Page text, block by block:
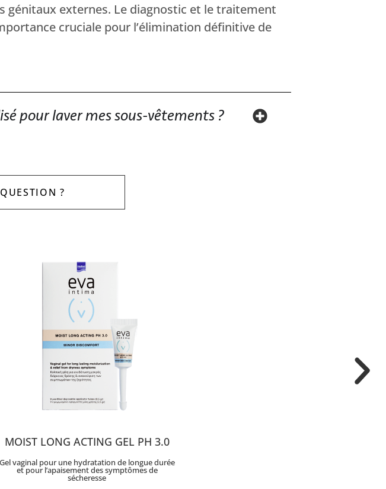
génitaux externes. Le diagnostic et le traitement
cruciale pour l’élimination définitive de
pour laver mes sous-vêtements ?
?
MOIST LONG ACTING GEL PH 3.0
Gel vaginal pour une hydratation de longue durée
et pour l’apaisement des symptômes de
sécheresse